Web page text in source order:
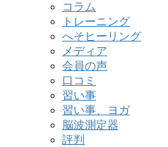
コラム
トレーニング
へそヒーリング
メディア
会員の声
口コミ
習い事
習い事、ヨガ
脳波測定器
評判